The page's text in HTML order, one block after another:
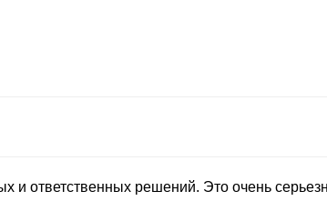
и ответственных решений. Это очень